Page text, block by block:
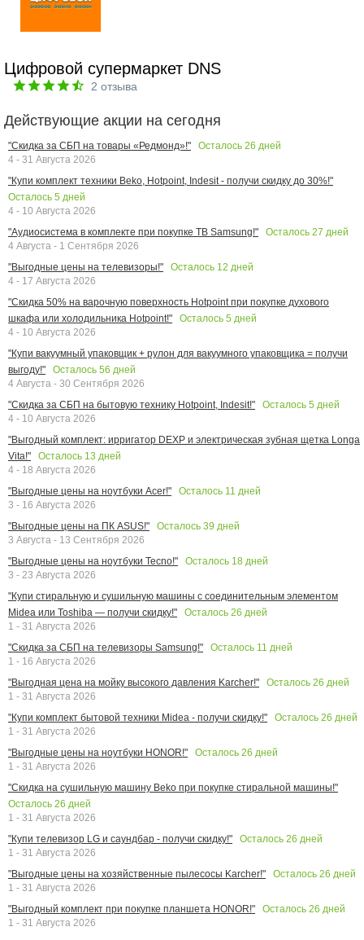
Цифровой супермаркет DNS
2 отзыва
Действующие акции на сегодня
"Скидка за СБП на товары «Редмонд»!" Осталось 26 дней
4 - 31 Августа 2026
"Купи комплект техники Beko, Hotpoint, Indesit - получи скидку до 30%!"
Осталось 5 дней
4 - 10 Августа 2026
"Аудиосистема в комплекте при покупке ТВ Samsung!"
Осталось 27 дней
4 Августа - 1 Сентября 2026
"Выгодные цены на телевизоры!"
Осталось 12 дней
4 - 17 Августа 2026
"Скидка 50% на варочную поверхность Hotpoint при покупке духового
шкафа или холодильника Hotpoint!"
Осталось 5 дней
4 - 10 Августа 2026
"Купи вакуумный упаковщик + рулон для вакуумного упаковщика = получи
выгоду!"
Осталось 56 дней
4 Августа - 30 Сентября 2026
"Скидка за СБП на бытовую технику Hotpoint, Indesit!"
Осталось 5 дней
4 - 10 Августа 2026
"Выгодный комплект: ирригатор DEXP и электрическая зубная щетка Longa
Vita!"
Осталось 13 дней
4 - 18 Августа 2026
"Выгодные цены на ноутбуки Acer!"
Осталось 11 дней
3 - 16 Августа 2026
"Выгодные цены на ПК ASUS!"
Осталось 39 дней
3 Августа - 13 Сентября 2026
"Выгодные цены на ноутбуки Tecno!"
Осталось 18 дней
3 - 23 Августа 2026
"Купи стиральную и сушильную машины с соединительным элементом
Midea или Toshiba — получи скидку!"
Осталось 26 дней
1 - 31 Августа 2026
"Скидка за СБП на телевизоры Samsung!"
Осталось 11 дней
1 - 16 Августа 2026
"Выгодная цена на мойку высокого давления Karcher!"
Осталось 26 дней
1 - 31 Августа 2026
"Купи комплект бытовой техники Midea - получи скидку!"
Осталось 26 дней
1 - 31 Августа 2026
"Выгодные цены на ноутбуки HONOR!"
Осталось 26 дней
1 - 31 Августа 2026
"Скидка на сушильную машину Beko при покупке стиральной машины!"
Осталось 26 дней
1 - 31 Августа 2026
"Купи телевизор LG и саундбар - получи скидку!"
Осталось 26 дней
1 - 31 Августа 2026
"Выгодные цены на хозяйственные пылесосы Karcher!"
Осталось 26 дней
1 - 31 Августа 2026
"Выгодный комплект при покупке планшета HONOR!"
Осталось 26 дней
1 - 31 Августа 2026